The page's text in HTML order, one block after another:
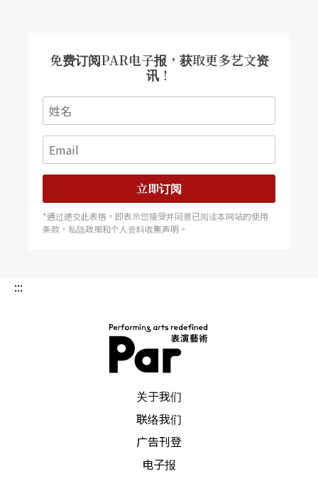
莎翁的笔下，却更清新可爱，而薇奥拉这个双性角
色，更是明星演员展示演技的最好「载具」。这类
行内人所称的“breeches roles”，也就是「穿紧
身裤的角色」，更是所有年轻美貌的明星演员必演
的角色。过去两百年的英国戏剧史上，不少知名女
星以饰演薇奥拉著称，包括经典电影《飘》的女主
角费雯丽，她在一九五五年兼演薇奥拉及她孪生哥
哥赛巴斯丁（Sebastian），地点是莎翁故乡的「莎
世纪最负盛名的莎剧明星。
马伏里奥（Malvolio）这个角色，往往是这出戏中
最值得看的焦点。这位不苟言笑、故作正经的清教
徒，在莎翁的生花妙笔之下真是精采绝伦，与莫里
Tartuffe里的同名主角一样可厌又
可笑，也是戏剧史上众多名演员最爱扮的角色。他
免费订阅PAR电子报，获取更多艺文资
讯！
立即订阅
*通过递交此表格，即表示您接受并同意已阅读本网站的使用
条款，私隐政策和个人资料收集声明。
:::
关于我们
联络我们
广告刊登
电子报